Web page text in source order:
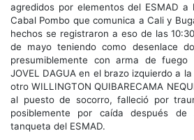
agredidos por elementos del ESMAD
Cabal Pombo que comunica a Cali y
hechos se registraron a eso de las
de mayo teniendo como desenlace
presumiblemente con arma de fuego
JOVEL DAGUA en el brazo izquierdo a
otro WILLINGTON QUIBARECAMA
al puesto de socorro, falleció por
posiblemente por caída después
tanqueta del ESMAD.